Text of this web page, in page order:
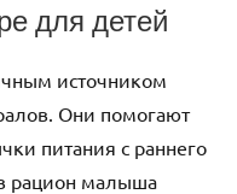
для детей
источником
Они помогают
питания с раннего
рацион малыша